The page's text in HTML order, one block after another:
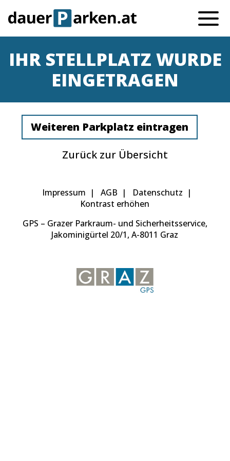
IHR STELL­PLATZ WURDE
EINGETRAGEN
Weiteren Parkplatz eintragen
Zurück zur Übersicht
Impressum AGB
Datenschutz
Kontrast erhöhen
GPS – Grazer Parkraum- und Sicherheitsservice,
Jakominigürtel 20/1, A-8011 Graz